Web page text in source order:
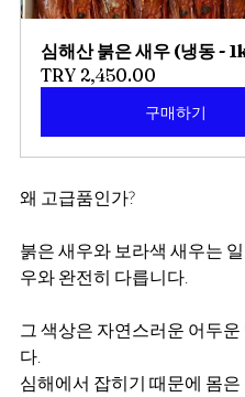
심해산 붉은 새우 (냉동 -
TRY 2,450.00
구매하기
왜 고급품인가?
붉은 새우와 보라색 새우는
우와 완전히 다릅니다.
그 색상은 자연스러운 어두
다.
심해에서 잡히기 때문에 몸은